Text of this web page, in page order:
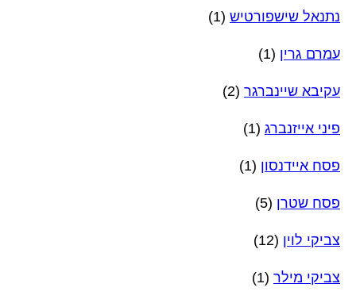
נתנאל שישפורטיש (1)
עמרם גרין (1)
עקיבא שיינברגר (2)
פיני אייזנברג (1)
פסח איידנסון (1)
פסח שטרן (5)
צביקי לוין (12)
צביקי מילר (1)